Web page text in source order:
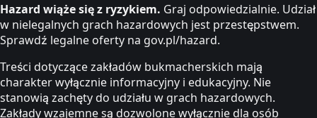
Hazard wiąże się z ryzykiem. Graj odpowiedzialnie. Udział
w nielegalnych grach hazardowych jest przestępstwem.
Sprawdź legalne oferty na gov.pl/hazard.
Treści dotyczące zakładów bukmacherskich mają
charakter wyłącznie informacyjny i edukacyjny. Nie
stanowią zachęty do udziału w grach hazardowych.
Zakłady wzajemne są dozwolone wyłącznie dla osób